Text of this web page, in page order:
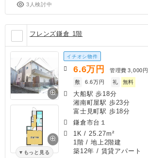
3人検討中
フレンズ鎌倉 1階
もっと見る
イチオシ物件
6.6万円 管理費 3,000円
敷
6.6万円 礼 無料
大船駅 歩18分
湘南町屋駅 歩23分
富士見町駅 歩18分
鎌倉市台１
1K / 25.27m²
1階 / 地上2階建
築12年 / 賃貸アパート